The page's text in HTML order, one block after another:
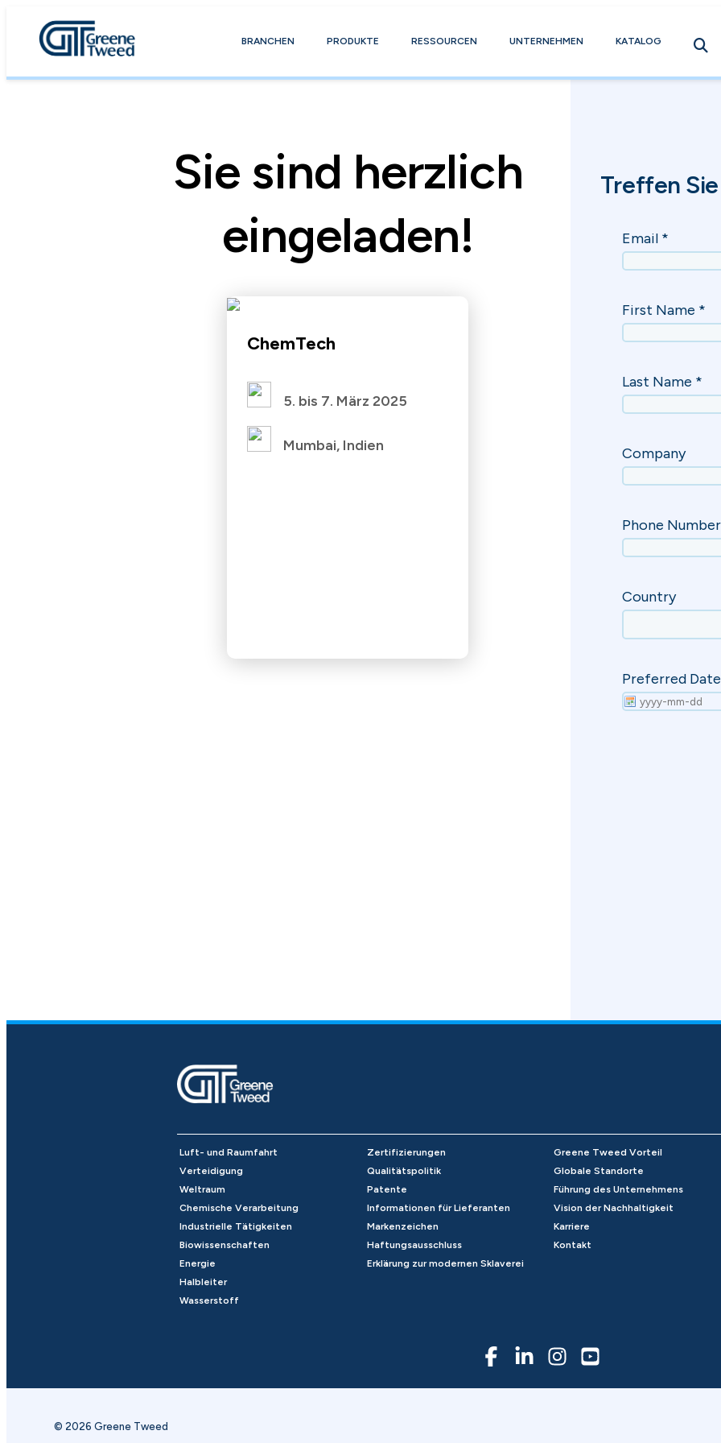
BRANCHEN PRODUKTE RESSOURCEN UNTERNEHMEN KATALOG
Sie sind herzlich
eingeladen!
ChemTech
5. bis 7. März 2025
Mumbai, Indien
Treffen
Luft- und Raumfahrt
Verteidigung
Weltraum
Chemische Verarbeitung
Industrielle Tätigkeiten
Biowissenschaften
Energie
Halbleiter
Wasserstoff
Zertifizierungen
Qualitätspolitik
Patente
Informationen für Lieferanten
Markenzeichen
Haftungsausschluss
Erklärung zur modernen Sklaverei
Greene Tweed Vorteil
Globale Standorte
Führung des Unternehmens
Vision der Nachhaltigkeit
Karriere
Kontakt
© 2026 Greene Tweed